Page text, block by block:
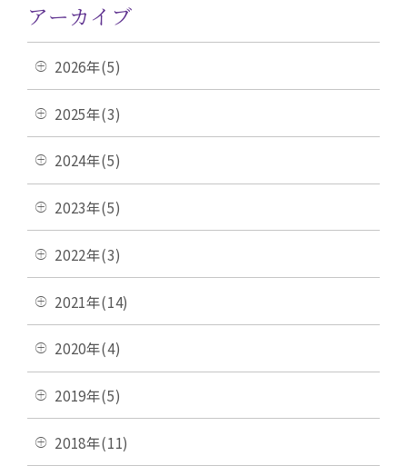
アーカイブ
2026年(5)
2025年(3)
2024年(5)
2023年(5)
2022年(3)
2021年(14)
2020年(4)
2019年(5)
2018年(11)